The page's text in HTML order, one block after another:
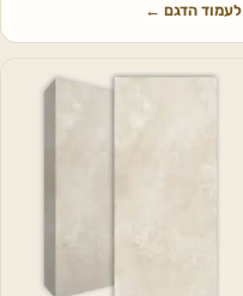
לעמוד הדגם ←